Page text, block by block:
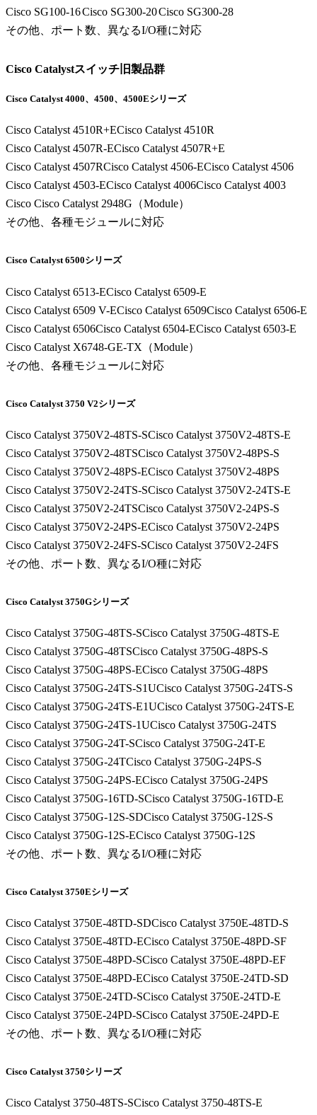
Cisco SG100-16Cisco SG300-20Cisco SG300-28
その他、ポート数、異なるI/O種に対応
Cisco Catalystスイッチ旧製品群
Cisco Catalyst 4000、4500、4500Eシリーズ
Cisco Catalyst 4510R+ECisco Catalyst 4510R
Cisco Catalyst 4507R-ECisco Catalyst 4507R+E
Cisco Catalyst 4507RCisco Catalyst 4506-ECisco Catalyst 4506
Cisco Catalyst 4503-ECisco Catalyst 4006Cisco Catalyst 4003
Cisco Cisco Catalyst 2948G（Module）
その他、各種モジュールに対応
Cisco Catalyst 6500シリーズ
Cisco Catalyst 6513-ECisco Catalyst 6509-E
Cisco Catalyst 6509 V-ECisco Catalyst 6509Cisco Catalyst 6506-E
Cisco Catalyst 6506Cisco Catalyst 6504-ECisco Catalyst 6503-E
Cisco Catalyst X6748-GE-TX（Module）
その他、各種モジュールに対応
Cisco Catalyst 3750 V2シリーズ
Cisco Catalyst 3750V2-48TS-SCisco Catalyst 3750V2-48TS-E
Cisco Catalyst 3750V2-48TSCisco Catalyst 3750V2-48PS-S
Cisco Catalyst 3750V2-48PS-ECisco Catalyst 3750V2-48PS
Cisco Catalyst 3750V2-24TS-SCisco Catalyst 3750V2-24TS-E
Cisco Catalyst 3750V2-24TSCisco Catalyst 3750V2-24PS-S
Cisco Catalyst 3750V2-24PS-ECisco Catalyst 3750V2-24PS
Cisco Catalyst 3750V2-24FS-SCisco Catalyst 3750V2-24FS
その他、ポート数、異なるI/O種に対応
Cisco Catalyst 3750Gシリーズ
Cisco Catalyst 3750G-48TS-SCisco Catalyst 3750G-48TS-E
Cisco Catalyst 3750G-48TSCisco Catalyst 3750G-48PS-S
Cisco Catalyst 3750G-48PS-ECisco Catalyst 3750G-48PS
Cisco Catalyst 3750G-24TS-S1UCisco Catalyst 3750G-24TS-S
Cisco Catalyst 3750G-24TS-E1UCisco Catalyst 3750G-24TS-E
Cisco Catalyst 3750G-24TS-1UCisco Catalyst 3750G-24TS
Cisco Catalyst 3750G-24T-SCisco Catalyst 3750G-24T-E
Cisco Catalyst 3750G-24TCisco Catalyst 3750G-24PS-S
Cisco Catalyst 3750G-24PS-ECisco Catalyst 3750G-24PS
Cisco Catalyst 3750G-16TD-SCisco Catalyst 3750G-16TD-E
Cisco Catalyst 3750G-12S-SDCisco Catalyst 3750G-12S-S
Cisco Catalyst 3750G-12S-ECisco Catalyst 3750G-12S
その他、ポート数、異なるI/O種に対応
Cisco Catalyst 3750Eシリーズ
Cisco Catalyst 3750E-48TD-SDCisco Catalyst 3750E-48TD-S
Cisco Catalyst 3750E-48TD-ECisco Catalyst 3750E-48PD-SF
Cisco Catalyst 3750E-48PD-SCisco Catalyst 3750E-48PD-EF
Cisco Catalyst 3750E-48PD-ECisco Catalyst 3750E-24TD-SD
Cisco Catalyst 3750E-24TD-SCisco Catalyst 3750E-24TD-E
Cisco Catalyst 3750E-24PD-SCisco Catalyst 3750E-24PD-E
その他、ポート数、異なるI/O種に対応
Cisco Catalyst 3750シリーズ
Cisco Catalyst 3750-48TS-SCisco Catalyst 3750-48TS-E